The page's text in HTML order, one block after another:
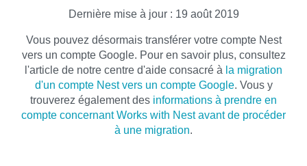
Dernière mise à jour : 19 août 2019
Vous pouvez désormais transférer votre compte Nest
vers un compte Google. Pour en savoir plus, consultez
l'article de notre centre d'aide consacré à la migration
d'un compte Nest vers un compte Google. Vous y
trouverez également des informations à prendre en
compte concernant Works with Nest avant de procéder
à une migration.